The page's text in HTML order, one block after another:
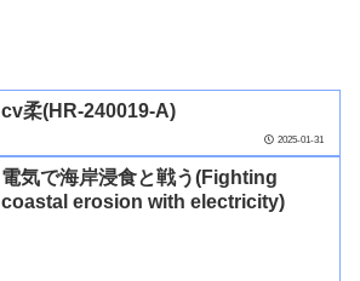
cv柔(HR-240019-A)
2025-01-31
電気で海岸浸食と戦う(Fighting
coastal erosion with electricity)